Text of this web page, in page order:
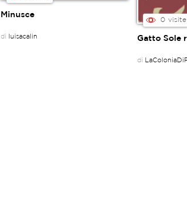
Minusce
di luisacalin
0 visite
Gatto Sole
di